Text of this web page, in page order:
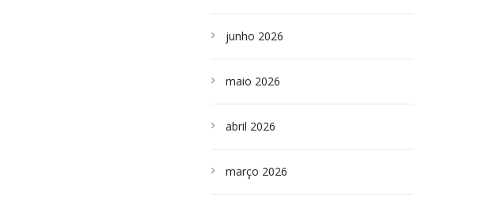
junho 2026
maio 2026
abril 2026
março 2026